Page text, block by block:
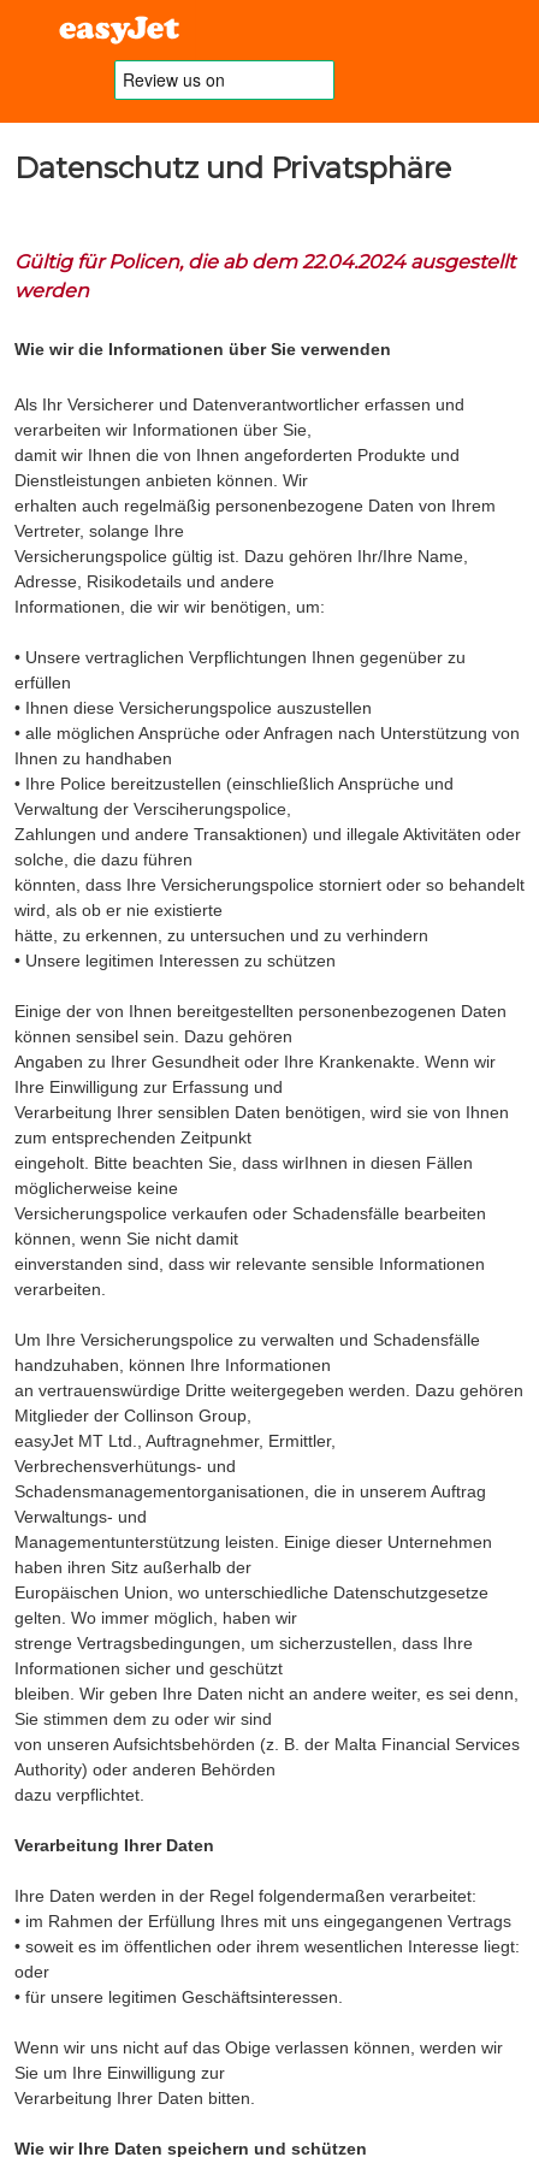
Datenschutz und Privatsphäre
Gültig für Policen, die ab dem 22.04.2024 ausgestellt
werden
Wie wir die Informationen über Sie verwenden
Als Ihr Versicherer und Datenverantwortlicher erfassen und
verarbeiten wir Informationen über Sie,
damit wir Ihnen die von Ihnen angeforderten Produkte und
Dienstleistungen anbieten können. Wir
erhalten auch regelmäßig personenbezogene Daten von Ihrem
Vertreter, solange Ihre
Versicherungspolice gültig ist. Dazu gehören Ihr/Ihre Name,
Adresse, Risikodetails und andere
Informationen, die wir wir benötigen, um:
• Unsere vertraglichen Verpflichtungen Ihnen gegenüber zu
erfüllen
• Ihnen diese Versicherungspolice auszustellen
• alle möglichen Ansprüche oder Anfragen nach Unterstützung von
Ihnen zu handhaben
• Ihre Police bereitzustellen (einschließlich Ansprüche und
Verwaltung der Versciherungspolice,
Zahlungen und andere Transaktionen) und illegale Aktivitäten oder
solche, die dazu führen
könnten, dass Ihre Versicherungspolice storniert oder so behandelt
wird, als ob er nie existierte
hätte, zu erkennen, zu untersuchen und zu verhindern
• Unsere legitimen Interessen zu schützen
Einige der von Ihnen bereitgestellten personenbezogenen Daten
können sensibel sein. Dazu gehören
Angaben zu Ihrer Gesundheit oder Ihre Krankenakte. Wenn wir
Ihre Einwilligung zur Erfassung und
Verarbeitung Ihrer sensiblen Daten benötigen, wird sie von Ihnen
zum entsprechenden Zeitpunkt
eingeholt. Bitte beachten Sie, dass wirIhnen in diesen Fällen
möglicherweise keine
Versicherungspolice verkaufen oder Schadensfälle bearbeiten
können, wenn Sie nicht damit
einverstanden sind, dass wir relevante sensible Informationen
verarbeiten.
Um Ihre Versicherungspolice zu verwalten und Schadensfälle
handzuhaben, können Ihre Informationen
an vertrauenswürdige Dritte weitergegeben werden. Dazu gehören
Mitglieder der Collinson Group,
easyJet MT Ltd., Auftragnehmer, Ermittler,
Verbrechensverhütungs- und
Schadensmanagementorganisationen, die in unserem Auftrag
Verwaltungs- und
Managementunterstützung leisten. Einige dieser Unternehmen
haben ihren Sitz außerhalb der
Europäischen Union, wo unterschiedliche Datenschutzgesetze
gelten. Wo immer möglich, haben wir
strenge Vertragsbedingungen, um sicherzustellen, dass Ihre
Informationen sicher und geschützt
bleiben. Wir geben Ihre Daten nicht an andere weiter, es sei denn,
Sie stimmen dem zu oder wir sind
von unseren Aufsichtsbehörden (z. B. der Malta Financial Services
Authority) oder anderen Behörden
dazu verpflichtet.
Verarbeitung Ihrer Daten
Ihre Daten werden in der Regel folgendermaßen verarbeitet:
• im Rahmen der Erfüllung Ihres mit uns eingegangenen Vertrags
• soweit es im öffentlichen oder ihrem wesentlichen Interesse liegt:
oder
• für unsere legitimen Geschäftsinteressen.
Wenn wir uns nicht auf das Obige verlassen können, werden wir
Sie um Ihre Einwilligung zur
Verarbeitung Ihrer Daten bitten.
Wie wir Ihre Daten speichern und schützen